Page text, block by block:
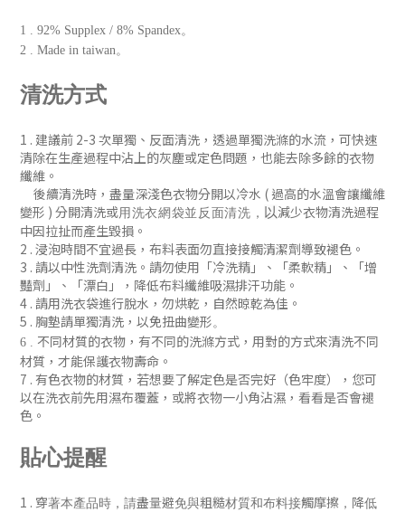
1 . 92% Supplex / 8% Spandex。
2 . Made in taiwan。
清洗方式
1 . 建議前 2-3 次單獨、反面清洗 ， 透過單獨洗滌的水流，可快速
清除在生產過程中沾上的灰塵或定色問題 ， 也能去除多餘的衣物
纖維。
後續清洗時 ，盡量深淺色衣物分開以冷水 ( 過高的水溫會讓纖維
變形 ) 分開清洗或用洗衣網袋並 反面清洗 ， 以減少衣物清洗過程
中因拉扯而產生毀損。
2 . 浸泡時間不宜過長，布料表面勿直接接觸清潔劑導致褪色。
3 . 請以中性洗劑清洗。請勿使用「冷洗精」、「柔軟精」
、「增
豔劑」
、「漂白」，降低布料纖維吸濕排汗功能 。
4 . 請用洗衣袋進行脫水，勿烘乾，自然晾乾為佳。
5 . 胸墊請單獨清洗，以免扭曲變形。
6 . 不同材質的衣物，有不同的洗滌方式，用對的方式來清洗不同
材質，才能保護衣物壽命。
7 . 有色衣物的材質，若想要了解定色是否完好（色牢度），您可
以在洗衣前先用濕布覆蓋，或將衣物一小角沾濕，看看是否會褪
色 。
貼心提醒
1 . 穿著本產品時，請盡量避免與粗糙材質和布料接觸摩擦，降低